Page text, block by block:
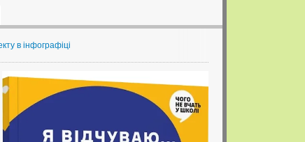
в інфографіці